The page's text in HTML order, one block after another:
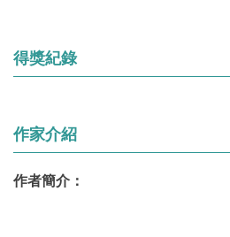
得獎紀錄
作家介紹
作者簡介：